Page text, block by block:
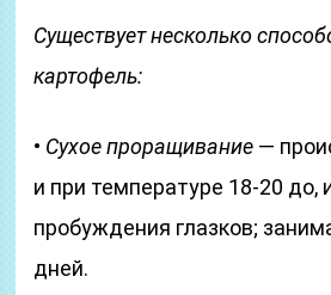
Существует несколько
картофель:
• Сухое проращивание —
и при температуре 18-20 до,
пробуждения глазков;
дней.